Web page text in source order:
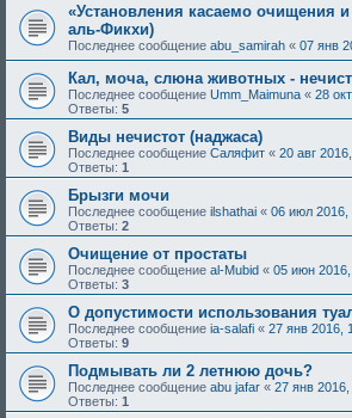
«Установления касаемо очищения
аль-Фикхи)
Последнее сообщение abu_samirah « 07 янв
Кал, моча, слюна животных -
Последнее сообщение Umm_Maimuna « 28
Ответы: 5
Виды нечистот (наджаса)
Последнее сообщение Саляфит « 20 авг
Ответы: 1
Брызги мочи
Последнее сообщение ilshathai « 06 июл 2016,
Ответы: 2
Очищение от простаты
Последнее сообщение al-Mubid « 05 июн
Ответы: 3
О допустимости использования
Последнее сообщение ia-salafi « 27 янв 2016,
Ответы: 9
Подмывать ли 2 летнюю дочь?
Последнее сообщение abu jafar « 27 янв
Ответы: 1